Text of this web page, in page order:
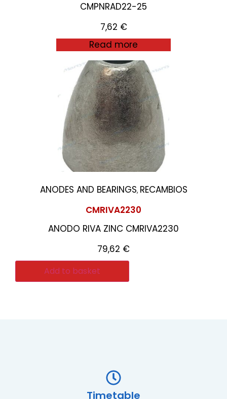
CMPNRAD22-25
7,62 €
Read more
ANODES AND BEARINGS, RECAMBIOS
CMRIVA2230
ANODO RIVA ZINC CMRIVA2230
79,62 €
Add to basket
Timetable